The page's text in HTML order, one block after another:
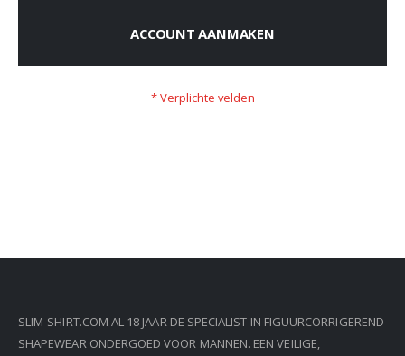
ACCOUNT AANMAKEN
SLIM-SHIRT.COM AL 18 JAAR DE SPECIALIST IN FIGUURCORRIGEREND
SHAPEWEAR ONDERGOED VOOR MANNEN. EEN VEILIGE,